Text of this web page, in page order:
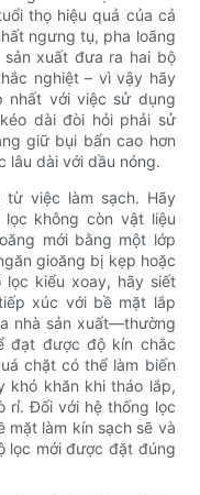
thọ hiệu quả của cả
ngưng tụ, pha loãng
sản xuất đưa ra hai bộ
nghiệt – vì vậy hãy
nhất với việc sử dụng
dài đòi hỏi phải sử
giữ bụi bẩn cao hơn
lâu dài với dầu nóng.
việc làm sạch. Hãy
không còn vật liệu
mới bằng một lớp
gioăng bị kẹp hoặc
kiểu xoay, hãy siết
xúc với bề mặt lắp
nhà sản xuất—thường
đạt được độ kín chắc
chặt có thể làm biến
khó khăn khi tháo lắp,
rỉ. Đối với hệ thống lọc
mặt làm kín sạch sẽ và
lọc mới được đặt đúng